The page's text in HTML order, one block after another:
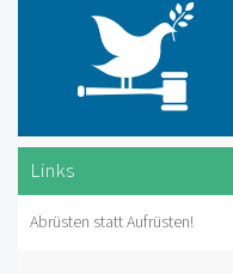
Links
Abrüsten statt Aufrüsten!